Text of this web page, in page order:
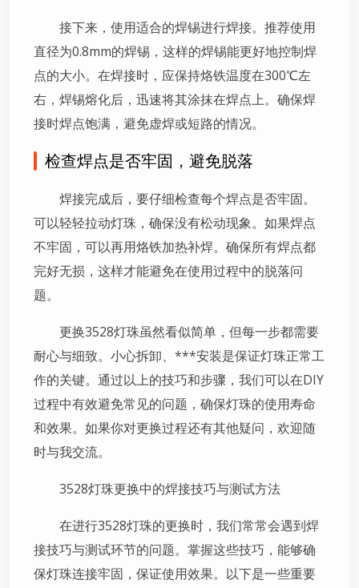
接下来，使用适合的焊锡进行焊接。推荐使用
直径为0.8mm的焊锡，这样的焊锡能更好地控制焊
点的大小。在焊接时，应保持烙铁温度在300℃左
右，焊锡熔化后，迅速将其涂抹在焊点上。确保焊
接时焊点饱满，避免虚焊或短路的情况。
检查焊点是否牢固，避免脱落
焊接完成后，要仔细检查每个焊点是否牢固。
可以轻轻拉动灯珠，确保没有松动现象。如果焊点
不牢固，可以再用烙铁加热补焊。确保所有焊点都
完好无损，这样才能避免在使用过程中的脱落问
题。
更换3528灯珠虽然看似简单，但每一步都需要
耐心与细致。小心拆卸、***安装是保证灯珠正常工
作的关键。通过以上的技巧和步骤，我们可以在DIY
过程中有效避免常见的问题，确保灯珠的使用寿命
和效果。如果你对更换过程还有其他疑问，欢迎随
时与我交流。
3528灯珠更换中的焊接技巧与测试方法
在进行3528灯珠的更换时，我们常常会遇到焊
接技巧与测试环节的问题。掌握这些技巧，能够确
保灯珠连接牢固，保证使用效果。以下是一些重要